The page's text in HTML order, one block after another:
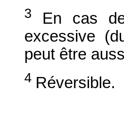
3
En cas
excessive
peut être
4 Réversible.